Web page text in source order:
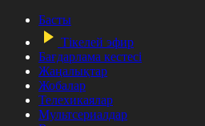
Басты
Тікелей эфир
Бағдарлама кестесі
Жаңалықтар
Жобалар
Телехикаялар
Мультсериалдар